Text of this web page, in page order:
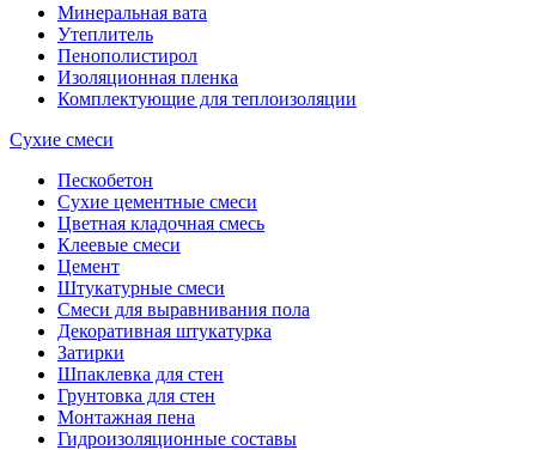
Минеральная вата
Утеплитель
Пенополистирол
Изоляционная пленка
Комплектующие для теплоизоляции
Сухие смеси
Пескобетон
Сухие цементные смеси
Цветная кладочная смесь
Клеевые смеси
Цемент
Штукатурные смеси
Смеси для выравнивания пола
Декоративная штукатурка
Затирки
Шпаклевка для стен
Грунтовка для стен
Монтажная пена
Гидроизоляционные составы